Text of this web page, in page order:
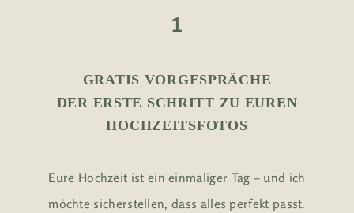
1
GRATIS VORGESPRÄCHE
DER ERSTE SCHRITT ZU EUREN
HOCHZEITSFOTOS
Eure Hochzeit ist ein einmaliger Tag – und ich
möchte sicherstellen, dass alles perfekt passt.